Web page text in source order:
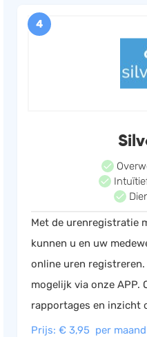
4
Met de urenregistratie
kunnen u en uw
online uren
mogelijk via onze APP.
rapportages en inzicht
Prijs: € 3,95 per maand